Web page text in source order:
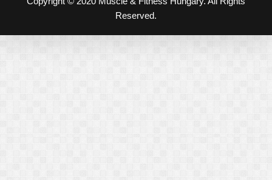
Reserved.